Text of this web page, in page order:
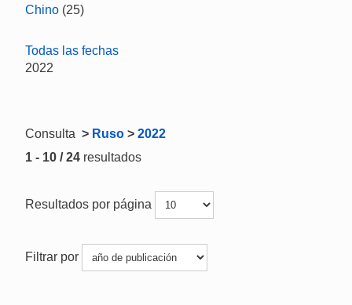
Chino (25)
Todas las fechas
2022
Consulta > Ruso > 2022
1 - 10 / 24 resultados
Resultados por página
Filtrar por